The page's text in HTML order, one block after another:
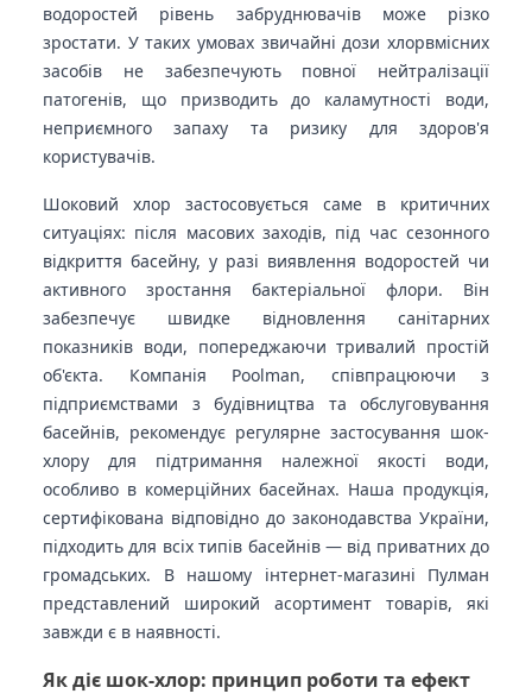
водоростей рівень забруднювачів може різко
зростати. У таких умовах звичайні дози хлорвмісних
засобів не забезпечують повної нейтралізації
патогенів, що призводить до каламутності води,
неприємного запаху та ризику для здоров'я
користувачів.
Шоковий хлор застосовується саме в критичних
ситуаціях: після масових заходів, під час сезонного
відкриття басейну, у разі виявлення водоростей чи
активного зростання бактеріальної флори. Він
забезпечує швидке відновлення санітарних
показників води, попереджаючи тривалий простій
об'єкта. Компанія Poolman, співпрацюючи з
підприємствами з будівництва та обслуговування
басейнів, рекомендує регулярне застосування шок-
хлору для підтримання належної якості води,
особливо в комерційних басейнах. Наша продукція,
сертифікована відповідно до законодавства України,
підходить для всіх типів басейнів — від приватних до
громадських. В нашому інтернет-магазині Пулман
представлений широкий асортимент товарів, які
завжди є в наявності.
Як діє шок-хлор: принцип роботи та ефект